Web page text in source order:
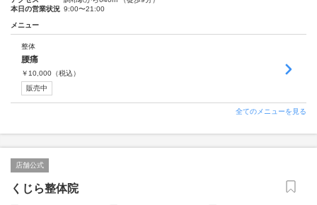
本日の営業状況 9:00〜21:00
メニュー
整体
腰痛
￥ 10,000 （税込）
販売中
全てのメニューを見る
店舗公式
くじら整体院